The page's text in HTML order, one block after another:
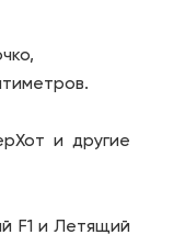
и другие
F1 и Летящий